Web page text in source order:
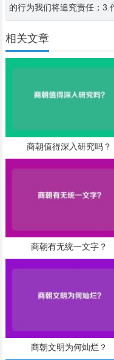
的行为我们将追究责任；3.
相关文章
商朝值得深入研究吗？
商朝有无统一文字？
商朝文明为何灿烂？